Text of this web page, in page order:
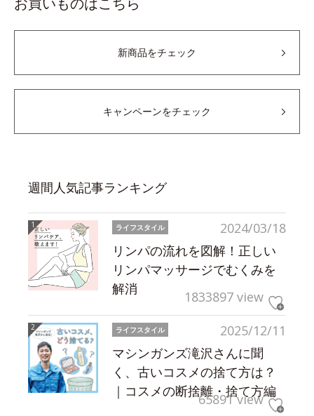
新商品をチェック
キャンペーンをチェック
週間人気記事ランキング
2024/03/18
ライフスタイル
リンパの流れを図解！正しい
リンパマッサージでむくみを
解消
1833897 view
2025/12/11
ライフスタイル
マシンガンズ滝沢さんに聞
く、古いコスメの捨て方は？
｜コスメの断捨離・捨て方編
65891 view